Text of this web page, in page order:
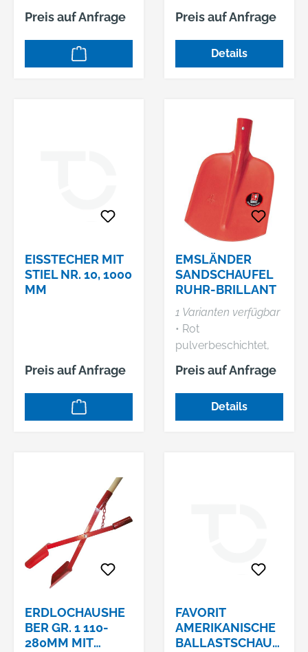
Preis auf Anfrage
Konisch aus einem
Stück gewalztes
Spatenblatt • Größe
Preis auf Anfrage
Details
EISSTECHER MIT
STIEL NR. 10, 1000
MM
Preis auf Anfrage
EMSLÄNDER
SANDSCHAUFEL
RUHR-BRILLANT
1 Varianten verfügbar
• Rot
pulverbeschichtet,
spezialgehärtet
Lieferung: Ohne Stiel
Preis auf Anfrage
Details
ERDLOCHAUSHE
BER GR. 1 110-
280MM MIT
FAVORIT
AMERIKANISCHE
BALLASTSCHAUF